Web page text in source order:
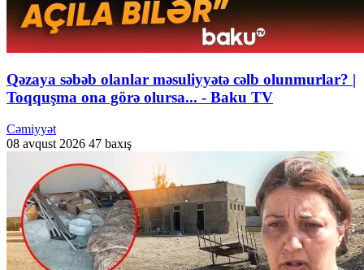
Qəzaya səbəb olanlar məsuliyyətə cəlb olunmurlar? |
Toqquşma ona görə olursa... - Baku TV
Cəmiyyət
08 avqust 2026 47 baxış